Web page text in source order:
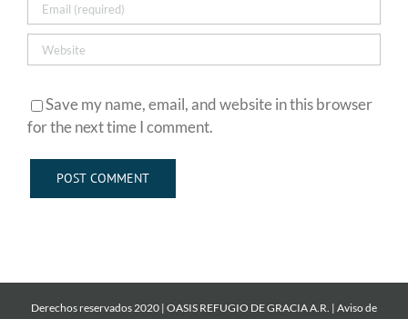
Save my name, email, and website in this browser
for the next time I comment.
Derechos reservados 2020 | OASIS REFUGIO DE GRACIA A.R. | Aviso de